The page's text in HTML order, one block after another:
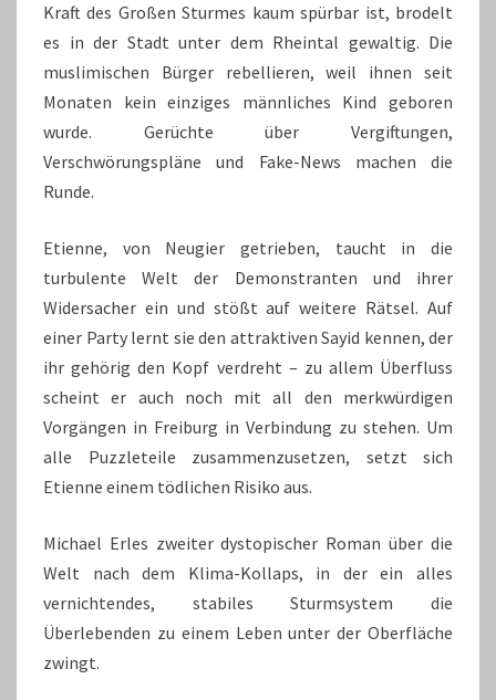
Kraft des Großen Sturmes kaum spürbar ist, brodelt
es in der Stadt unter dem Rheintal gewaltig. Die
muslimischen Bürger rebellieren, weil ihnen seit
Monaten kein einziges männliches Kind geboren
wurde. Gerüchte über Vergiftungen,
Verschwörungspläne und Fake-News machen die
Runde.
Etienne, von Neugier getrieben, taucht in die
turbulente Welt der Demonstranten und ihrer
Widersacher ein und stößt auf weitere Rätsel. Auf
einer Party lernt sie den attraktiven Sayid kennen, der
ihr gehörig den Kopf verdreht – zu allem Überfluss
scheint er auch noch mit all den merkwürdigen
Vorgängen in Freiburg in Verbindung zu stehen. Um
alle Puzzleteile zusammenzusetzen, setzt sich
Etienne einem tödlichen Risiko aus.
Michael Erles zweiter dystopischer Roman über die
Welt nach dem Klima-Kollaps, in der ein alles
vernichtendes, stabiles Sturmsystem die
Überlebenden zu einem Leben unter der Oberfläche
zwingt.